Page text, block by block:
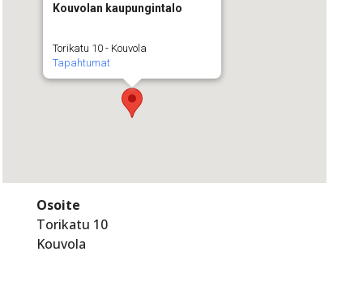
Kouvolan kaupungintalo
Torikatu 10 - Kouvola
Tapahtumat
Osoite
Torikatu 10
Kouvola